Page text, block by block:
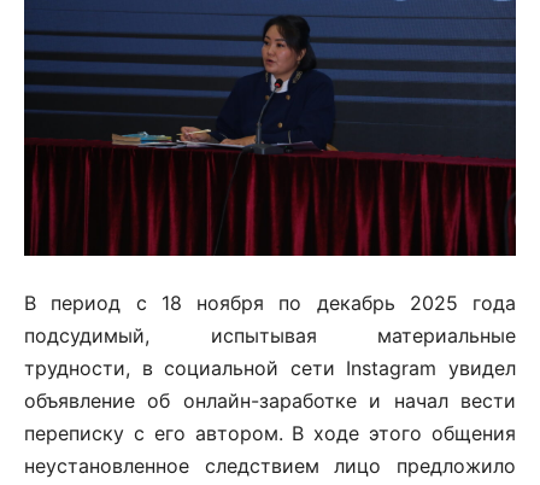
В период с 18 ноября по декабрь 2025 года
подсудимый, испытывая материальные
трудности, в социальной сети Instagram увидел
объявление об онлайн-заработке и начал вести
переписку с его автором. В ходе этого общения
неустановленное следствием лицо предложило